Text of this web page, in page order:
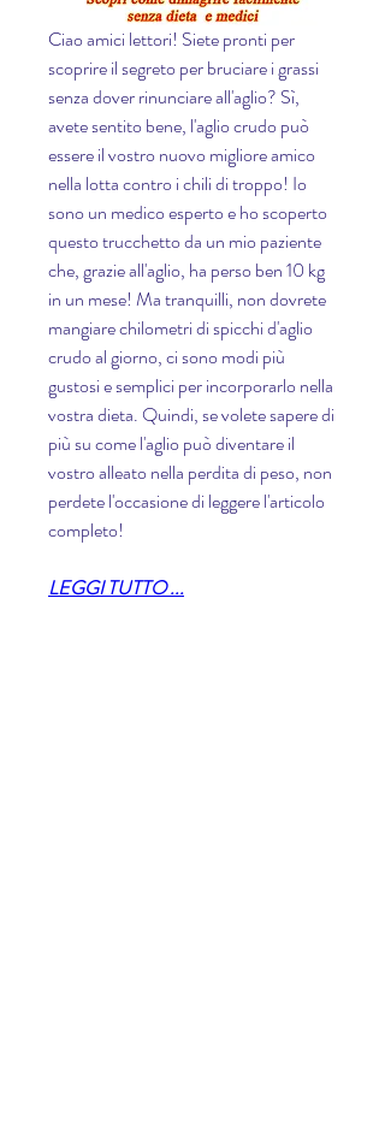
Ciao amici lettori! Siete pronti per
scoprire il segreto per bruciare i grassi
senza dover rinunciare all'aglio? Sì,
avete sentito bene, l'aglio crudo può
essere il vostro nuovo migliore amico
nella lotta contro i chili di troppo! Io
sono un medico esperto e ho scoperto
questo trucchetto da un mio paziente
che, grazie all'aglio, ha perso ben 10 kg
in un mese! Ma tranquilli, non dovrete
mangiare chilometri di spicchi d'aglio
crudo al giorno, ci sono modi più
gustosi e semplici per incorporarlo nella
vostra dieta. Quindi, se volete sapere di
più su come l'aglio può diventare il
vostro alleato nella perdita di peso, non
perdete l'occasione di leggere l'articolo
completo!
LEGGI TUTTO ...